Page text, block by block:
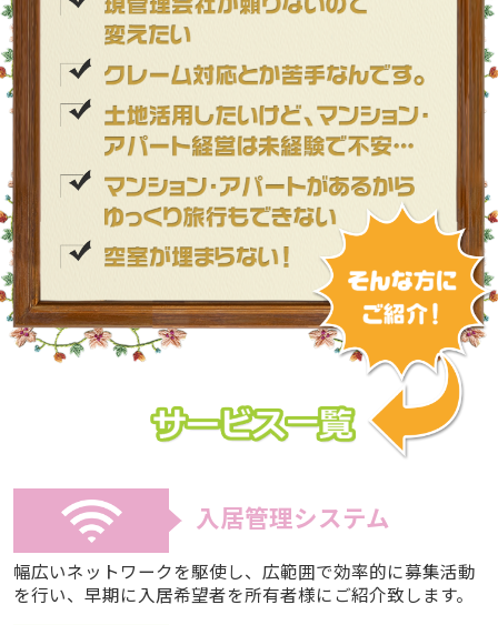
入居管理システム
幅広いネットワークを駆使し、広範囲で効率的に募集活動
を行い、早期に入居希望者を所有者様にご紹介致します。